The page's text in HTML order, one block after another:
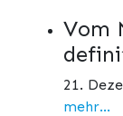
Vom
21.
mehr...